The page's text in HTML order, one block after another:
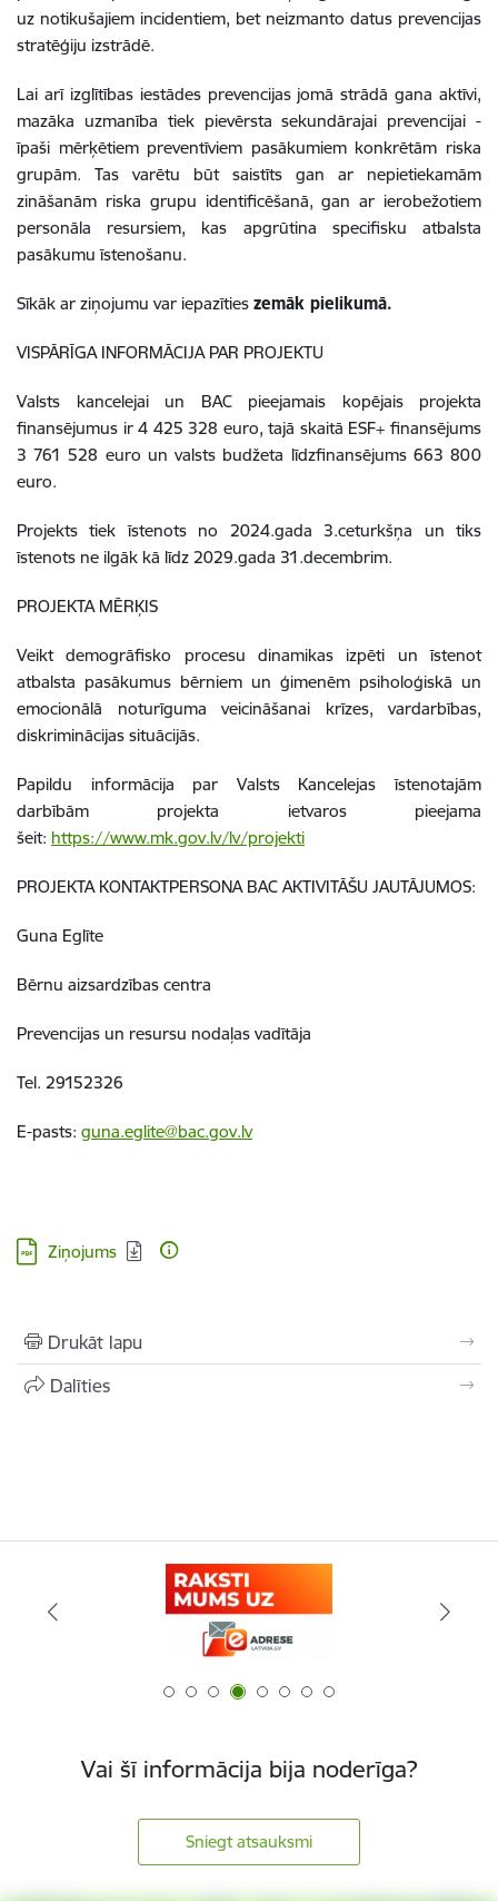
uz notikušajiem incidentiem, bet neizmanto datus prevencijas
stratēģiju izstrādē.
Lai arī izglītības iestādes prevencijas jomā strādā gana aktīvi,
mazāka uzmanība tiek pievērsta sekundārajai prevencijai -
īpaši mērķētiem preventīviem pasākumiem konkrētām riska
grupām. Tas varētu būt saistīts gan ar nepietiekamām
zināšanām riska grupu identificēšanā, gan ar ierobežotiem
personāla resursiem, kas apgrūtina specifisku atbalsta
pasākumu īstenošanu.
Sīkāk ar ziņojumu var iepazīties zemāk pielikumā.
VISPĀRĪGA INFORMĀCIJA PAR PROJEKTU
Valsts kancelejai un BAC pieejamais kopējais projekta
finansējumus ir 4 425 328 euro, tajā skaitā ESF+ finansējums
3 761 528 euro un valsts budžeta līdzfinansējums 663 800
euro.
Projekts tiek īstenots no 2024.gada 3.ceturkšņa un tiks
īstenots ne ilgāk kā līdz 2029.gada 31.decembrim.
PROJEKTA MĒRĶIS
Veikt demogrāfisko procesu dinamikas izpēti un īstenot
atbalsta pasākumus bērniem un ģimenēm psiholoģiskā un
emocionālā noturīguma veicināšanai krīzes, vardarbības,
diskriminācijas situācijās.
Papildu informācija par Valsts Kancelejas īstenotajām
darbībām projekta ietvaros pieejama
šeit: https://www.mk.gov.lv/lv/projekti
PROJEKTA KONTAKTPERSONA BAC AKTIVITĀŠU JAUTĀJUMOS:
Guna Eglīte
Bērnu aizsardzības centra
Prevencijas un resursu nodaļas vadītāja
Tel. 29152326
E-pasts: guna.eglite@bac.gov.lv
Lejupielādēt:
Ziņojums
Drukāt lapu
Dalīties
Vai šī informācija bija noderīga?
Sniegt atsauksmi